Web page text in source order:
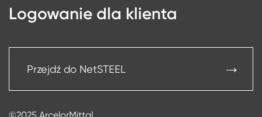
Logowanie dla klienta
Przejdź do NetSTEEL